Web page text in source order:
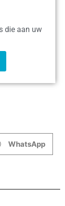
die aan uw
WhatsApp